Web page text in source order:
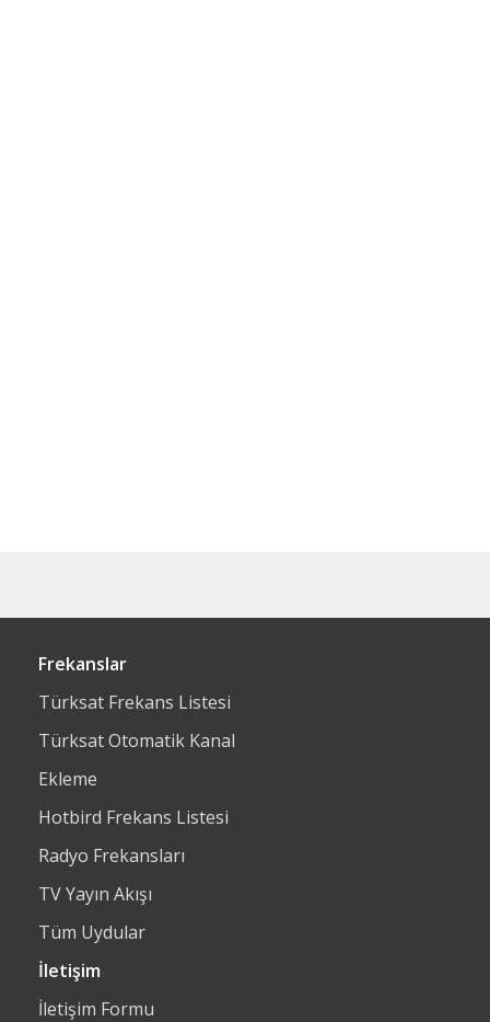
Frekanslar
Türksat Frekans Listesi
Türksat Otomatik Kanal
Ekleme
Hotbird Frekans Listesi
Radyo Frekansları
TV Yayın Akışı
Tüm Uydular
İletişim
İletişim Formu